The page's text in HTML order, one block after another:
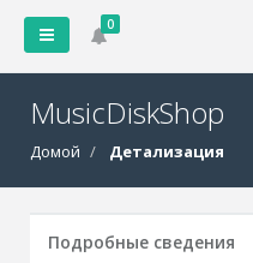
0
MusicDiskShop
Домой Детализация
Подробные сведения